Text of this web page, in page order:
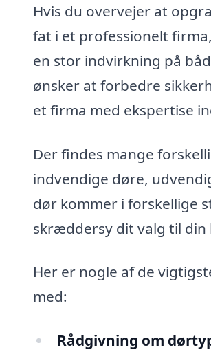
Hvis du overvejer at
fat i et professionelt
en stor indvirkning på
ønsker at forbedre
et firma med ekspertise
Der findes mange
indvendige døre,
dør kommer i forskellige
skræddersy dit valg til din
Her er nogle af de
med:
Rådgivning om